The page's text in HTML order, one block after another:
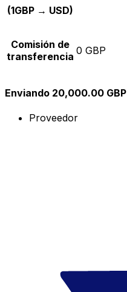
(1GBP → USD)
Comisión de
transferencia 0 GBP
Enviando 20,000.00 GBP
Proveedor